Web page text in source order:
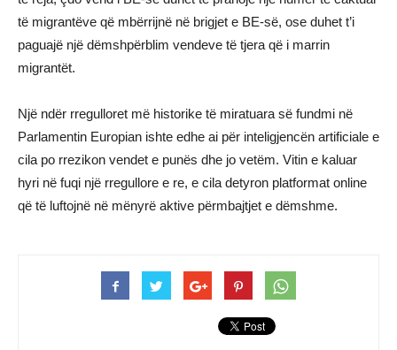
të migrantëve që mbërrijnë në brigjet e BE-së, ose duhet t’i
paguajë një dëmshpërblim vendeve të tjera që i marrin
migrantët.
Një ndër rregulloret më historike të miratuara së fundmi në
Parlamentin Europian ishte edhe ai për inteligjencën artificiale e
cila po rrezikon vendet e punës dhe jo vetëm. Vitin e kaluar
hyri në fuqi një rregullore e re, e cila detyron platformat online
që të luftojnë në mënyrë aktive përmbajtjet e dëmshme.